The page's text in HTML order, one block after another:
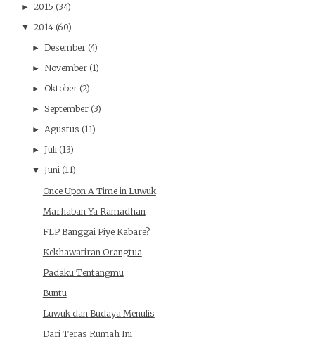
► 2015 (34)
▼ 2014 (60)
► Desember (4)
► November (1)
► Oktober (2)
► September (3)
► Agustus (11)
► Juli (13)
▼ Juni (11)
Once Upon A Time in Luwuk
Marhaban Ya Ramadhan
FLP Banggai Piye Kabare?
Kekhawatiran Orangtua
Padaku Tentangmu
Buntu
Luwuk dan Budaya Menulis
Dari Teras Rumah Ini